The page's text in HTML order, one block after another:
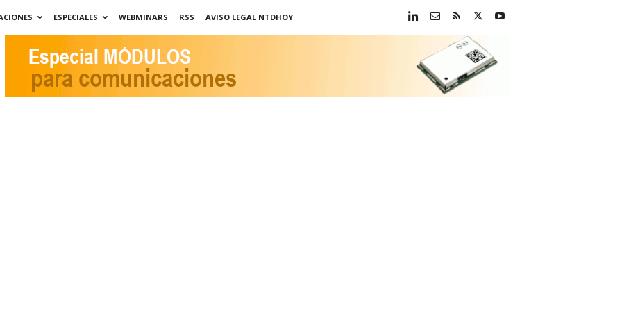
ESPECIALES WEBMINARS RSS
AVISO LEGAL NTDHOY